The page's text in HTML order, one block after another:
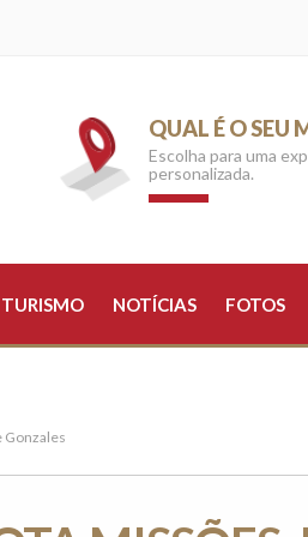
QUAL É O SEU
Escolha para uma
personalizada.
TURISMO NOTÍCIAS FOTOS
Gonzales